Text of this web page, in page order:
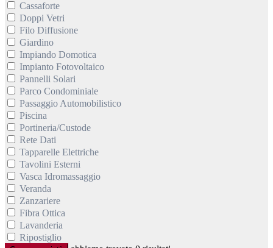
Cassaforte
Doppi Vetri
Filo Diffusione
Giardino
Impiando Domotica
Impianto Fotovoltaico
Pannelli Solari
Parco Condominiale
Passaggio Automobilistico
Piscina
Portineria/Custode
Rete Dati
Tapparelle Elettriche
Tavolini Esterni
Vasca Idromassaggio
Veranda
Zanzariere
Fibra Ottica
Lavanderia
Ripostiglio